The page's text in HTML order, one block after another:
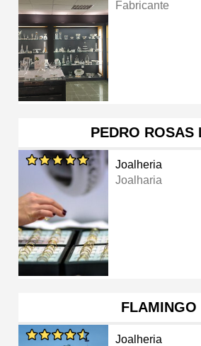
Fabricante
PEDRO ROSAS
Joalheria
Joalharia
FLAMINGO
Joalheria